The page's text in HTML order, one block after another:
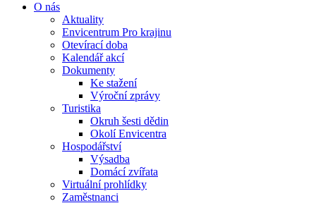
O nás
Aktuality
Envicentrum Pro krajinu
Otevírací doba
Kalendář akcí
Dokumenty
Ke stažení
Výroční zprávy
Turistika
Okruh šesti dědin
Okolí Envicentra
Hospodářství
Výsadba
Domácí zvířata
Virtuální prohlídky
Zaměstnanci